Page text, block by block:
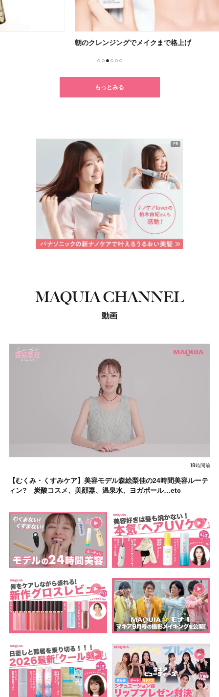
朝のクレンジングでメイクまで格上げ
もっとみる
PR
MAQUIA CHANNEL
動画
18時間前
【むくみ・くすみケア】美容モデル森絵梨佳の24時間美容ルーテ
ィン? 炭酸コスメ、美顔器、温泉水、ヨガポール…etc